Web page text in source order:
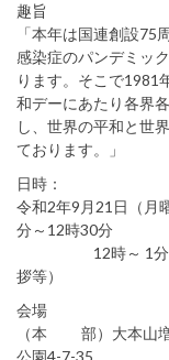
趣旨
「本年は国連創設75
感染症のパンデミッ
ります。そこで1981
和デーにあたり各界
し、世界の平和と世
ております。」
日時：
令和2年9月21日（
分～12時30分
12時～ 1分間鐘
拶等）
会場
（本 部）大本山